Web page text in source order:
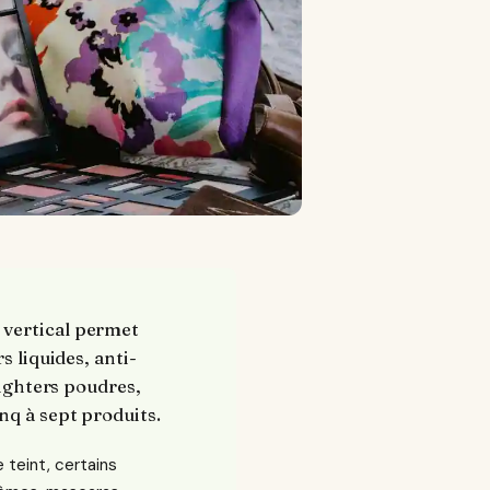
vertical permet
liquides, anti-
poudres,
à sept produits.
teint, certains